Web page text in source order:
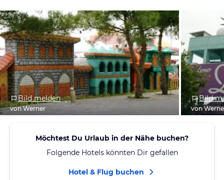
Bild melden
von Werner
Bild
von
Möchtest Du Urlaub in der Nähe buchen?
Folgende Hotels könnten Dir gefallen
Hotel & Flug buchen